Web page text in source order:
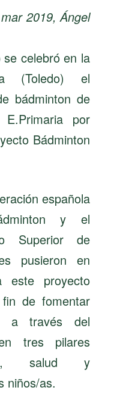
2019, Ángel
celebró en la
(Toledo) el
bádminton de
por
Bádminton
española
y el
Superior de
pusieron en
este proyecto
de fomentar
a través del
tres pilares
salud y
niños/as.